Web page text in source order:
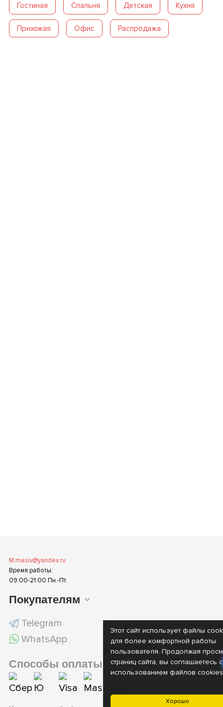
Хорошо
Этот сайт использует файлы
для более комфортной работы
пользователя. Продолжая
страниц сайта, вы соглашаетесь с
использованием файлов
Гостиная Спальня Детская Кухня
Прихожая Офис Распродажа
M.masiv@yandex.ru
Время работы:
09:00-21:00 Пн.-Пт.
Покупателям
Telegram
WhatsApp
Способы оплаты